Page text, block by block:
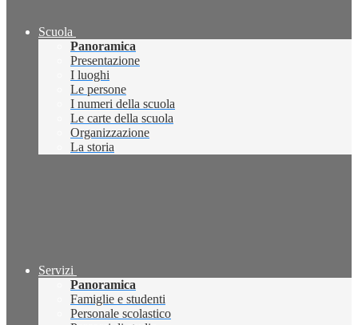
Scuola
Panoramica
Presentazione
I luoghi
Le persone
I numeri della scuola
Le carte della scuola
Organizzazione
La storia
Servizi
Panoramica
Famiglie e studenti
Personale scolastico